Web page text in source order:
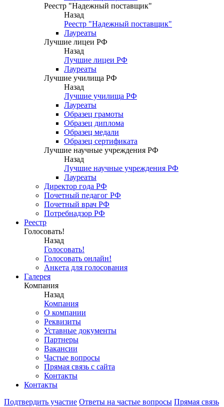
Реестр "Надежный поставщик"
Назад
Реестр "Надежный поставщик"
Лауреаты
Лучшие лицеи РФ
Назад
Лучшие лицеи РФ
Лауреаты
Лучшие училища РФ
Назад
Лучшие училища РФ
Лауреаты
Образец грамоты
Образец диплома
Образец медали
Образец сертификата
Лучшие научные учреждения РФ
Назад
Лучшие научные учреждения РФ
Лауреаты
Директор года РФ
Почетный педагог РФ
Почетный врач РФ
Потребнадзор РФ
Реестр
Голосовать!
Назад
Голосовать!
Голосовать онлайн!
Анкета для голосования
Галерея
Компания
Назад
Компания
О компании
Реквизиты
Уставные документы
Партнеры
Вакансии
Частые вопросы
Прямая связь с сайта
Контакты
Контакты
Подтвердить участие Ответы на частые вопросы Прямая связь